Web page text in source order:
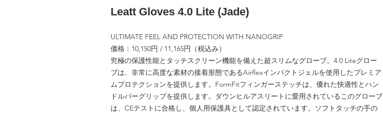
Leatt Gloves 4.0 Lite (Jade)
ULTIMATE FEEL AND PROTECTION WITH NANOGRIP
価格：10,150円 / 11,165円（税込み）
究極の保護性能とタッチスクリーン機能を備えた超スリムなグローブ。4.0 Liteグロー
ブは、非常に高度な素材の接着形態であるAirflexインパクトジェルを使用したプレミア
ムプロテクションを提供します。FormFitフィンガーステッチは、優れた快適性とハン
ドルバーグリップを提供します。ダウンヒルアスリートに愛用されているこのグローブ
は、CEテストに合格し、個人用保護具として認定されています。ソフトタッチの手の